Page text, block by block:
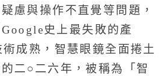
慮與操作不直覺等問題，
史上最失敗的產
成熟，智慧眼鏡全面捲土
二○二六年，被稱為「智